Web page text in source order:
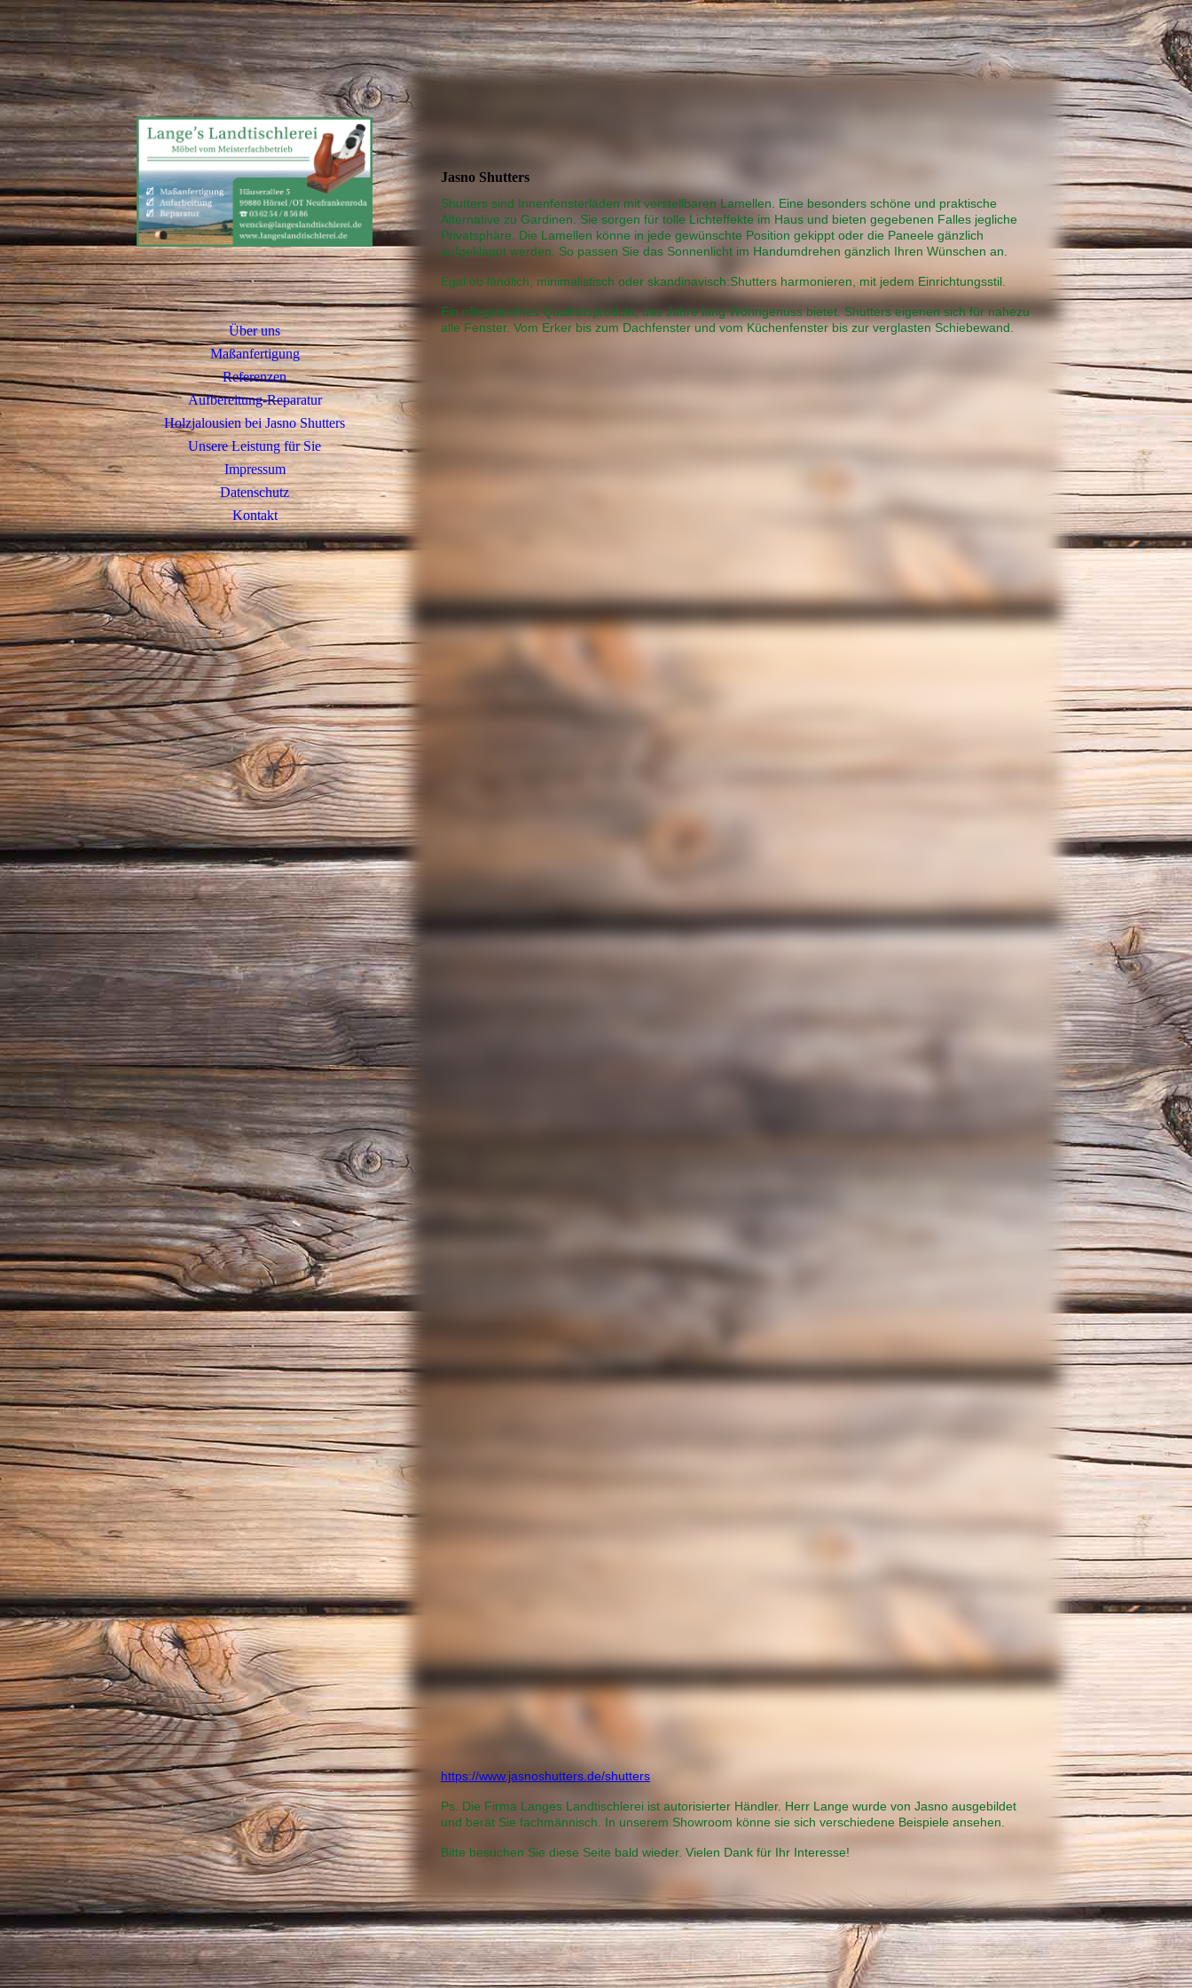
Über uns
Maßanfertigung
Referenzen
Aufbereitung-Reparatur
Holzjalousien bei Jasno Shutters
Unsere Leistung für Sie
Impressum
Datenschutz
Kontakt
Jasno Shutters
Shutters sind Innenfensterläden mit verstellbaren Lamellen. Eine besonders schöne und praktische
Alternative zu Gardinen. Sie sorgen für tolle Lichteffekte im Haus und bieten gegebenen Falles jegliche
Privatsphäre. Die Lamellen könne in jede gewünschte Position gekippt oder die Paneele gänzlich
aufgeklappt werden. So passen Sie das Sonnenlicht im Handumdrehen gänzlich Ihren Wünschen an.
Egal ob ländlich, minimalistisch oder skandinavisch:Shutters harmonieren, mit jedem Einrichtungsstil.
Ein pflegeleichtes Qualitätsprodukt, das Jahre lang Wohngenuss bietet. Shutters eigenen sich für nahezu
alle Fenster. Vom Erker bis zum Dachfenster und vom Küchenfenster bis zur verglasten Schiebewand.
Landtischlerei-JasnoShutters
https://www.jasnoshutters.de/shutters
Ps. Die Firma Langes Landtischlerei ist autorisierter Händler. Herr Lange wurde von Jasno ausgebildet
und berät Sie fachmännisch. In unserem Showroom könne sie sich verschiedene Beispiele ansehen.
Bitte besuchen Sie diese Seite bald wieder. Vielen Dank für Ihr Interesse!